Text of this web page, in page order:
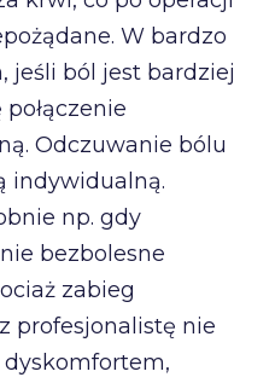
W bardzo
jeśli ból jest bardziej
Odczuwanie bólu
indywidualną.
np. gdy
bezbolesne
zabieg
profesjonalistę nie